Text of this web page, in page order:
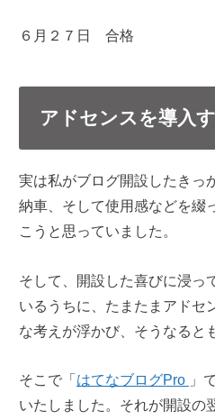
６月２７日 合格
アドセンスを導入
実は私がブログ開設したきっ
納車、そして使用感などを綴
こうと思っていました。
そして、開設した喜びに浸っ
いるうちに、たまたまアドセ
な考えが浮かび、そうなると
そこで「はてなブログPro 」
いたしました。それが開設の